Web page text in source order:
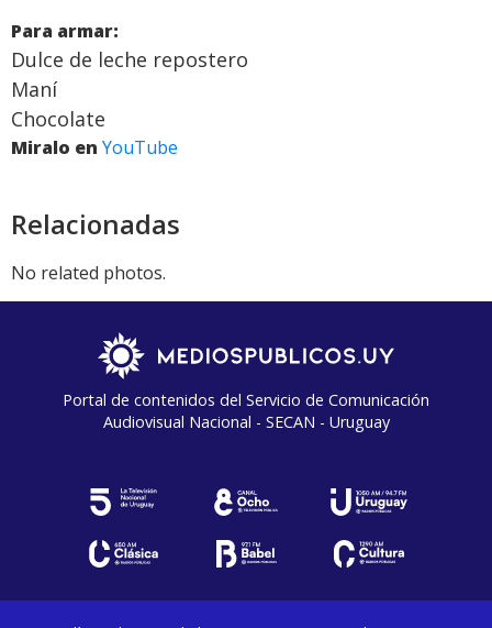
Para armar:
Dulce de leche repostero
Maní
Chocolate
Miralo en YouTube
Relacionadas
No related photos.
Portal de contenidos del Servicio de Comunicación
Audiovisual Nacional - SECAN - Uruguay